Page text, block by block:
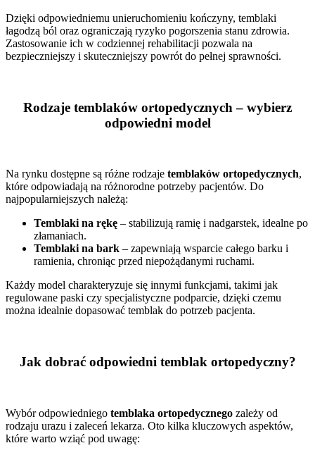
Dzięki odpowiedniemu unieruchomieniu kończyny, temblaki
łagodzą ból oraz ograniczają ryzyko pogorszenia stanu zdrowia.
Zastosowanie ich w codziennej rehabilitacji pozwala na
bezpieczniejszy i skuteczniejszy powrót do pełnej sprawności.
Rodzaje temblaków ortopedycznych – wybierz
odpowiedni model
Na rynku dostępne są różne rodzaje temblaków ortopedycznych,
które odpowiadają na różnorodne potrzeby pacjentów. Do
najpopularniejszych należą:
Temblaki na rękę – stabilizują ramię i nadgarstek, idealne po
złamaniach.
Temblaki na bark – zapewniają wsparcie całego barku i
ramienia, chroniąc przed niepożądanymi ruchami.
Każdy model charakteryzuje się innymi funkcjami, takimi jak
regulowane paski czy specjalistyczne podparcie, dzięki czemu
można idealnie dopasować temblak do potrzeb pacjenta.
Jak dobrać odpowiedni temblak ortopedyczny?
Wybór odpowiedniego temblaka ortopedycznego zależy od
rodzaju urazu i zaleceń lekarza. Oto kilka kluczowych aspektów,
które warto wziąć pod uwagę: